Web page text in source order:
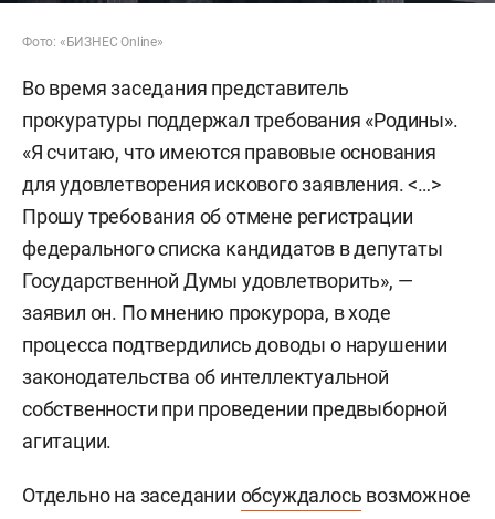
Фото: «БИЗНЕС Online»
Во время заседания представитель
прокуратуры поддержал требования «Родины».
«Я считаю, что имеются правовые основания
для удовлетворения искового заявления. <…>
Прошу требования об отмене регистрации
федерального списка кандидатов в депутаты
Государственной Думы удовлетворить», —
заявил он. По мнению прокурора, в ходе
процесса подтвердились доводы о нарушении
законодательства об интеллектуальной
собственности при проведении предвыборной
агитации.
Отдельно на заседании обсуждалось возможное